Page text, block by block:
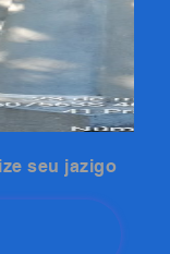
seu jazigo